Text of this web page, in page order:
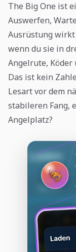
The Big One ist
Auswerfen,
Ausrüstung
wenn du sie in
Angelrute, Köder
Das ist kein
Lesart vor dem
stabileren Fang,
Angelplatz?